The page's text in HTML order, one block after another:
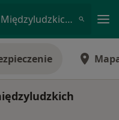
Zaburzenia W Relacjach Międzyludzkich • Łódź, łódzkie